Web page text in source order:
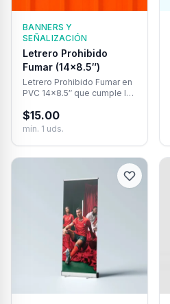
BANNERS Y
SEÑALIZACIÓN
Letrero Prohibido
Fumar (14×8.5″)
Letrero Prohibido Fumar en
PVC 14×8.5″ que cumple la
panameña. Impresión HD,
durable y de instalación
$15.00
mín. 1 uds.